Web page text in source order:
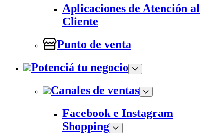
Aplicaciones de Atención al
Cliente
Punto de venta
Potenciá tu negocio
Canales de ventas
Facebook e Instagram
Shopping